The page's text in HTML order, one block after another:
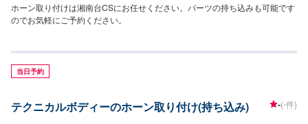
ホーン取り付けは湘南台CSにお任せください。パーツの持ち込みも可能です
のでお気軽にご予約ください。
当日予約
テクニカルボディーのホーン取り付け(持ち込み) -(-件)